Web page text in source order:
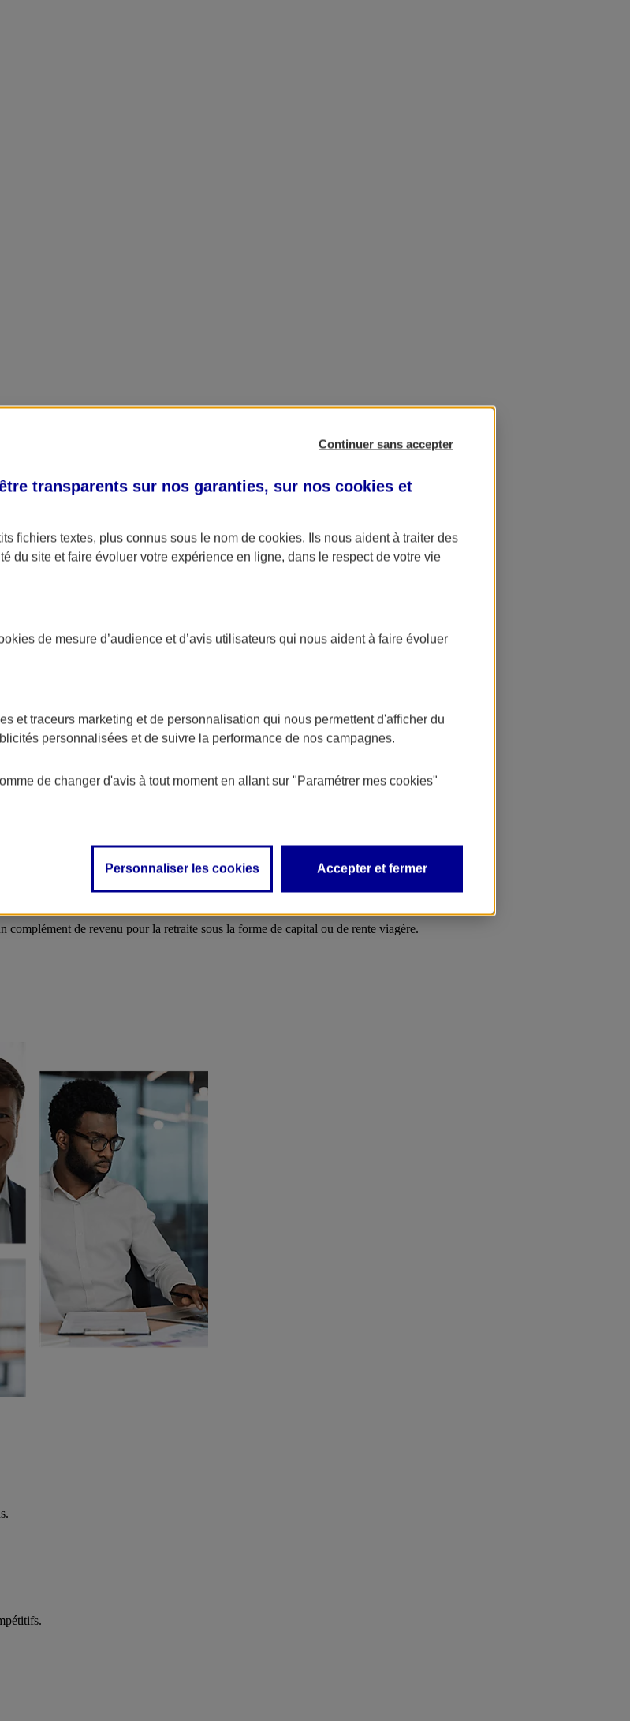
de participation, avec un abondement éventuel de l'employeur.
retraite dans un cadre fiscal avantageux.
tout en profitant d’un cadre fiscal et social avantageux.
une retraite complémentaire indispensable tout en bénéficiant d’un cadre fiscal favorable.
active et bénéficiez d’un complément de revenu garanti à vie durant votre retraite.
de revenu pour la retraite sous la forme de capital ou de rente viagère.
Continuer sans accepter
transparents sur nos garanties, sur nos cookies et
fichiers textes, plus connus sous le nom de cookies. Ils nous aident à traiter des
du site et faire évoluer votre expérience en ligne, dans le respect de votre vie
de mesure d’audience et d’avis utilisateurs qui nous aident à faire évoluer
et traceurs marketing et de personnalisation qui nous permettent d'afficher du
personnalisées et de suivre la performance de nos campagnes.
de changer d'avis à tout moment en allant sur "Paramétrer mes cookies"
Personnaliser les cookies Accepter et fermer